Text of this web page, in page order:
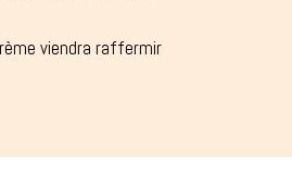
viendra raffermir